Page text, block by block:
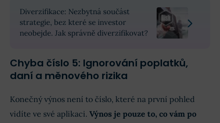
Diverzifikace: Nezbytná součást
strategie, bez které se investor
neobejde. Jak správně diverzifikovat?
Chyba číslo 5: Ignorování poplatků,
daní a měnového rizika
Konečný výnos není to číslo, které na první pohled
vidíte ve své aplikaci. Výnos je pouze to, co vám po